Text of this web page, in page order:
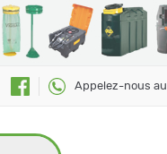
Appelez-nous au